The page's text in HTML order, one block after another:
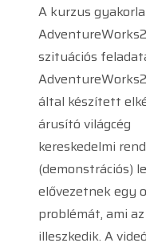
A kurzus
szituációs
által készített
árusító világcég
kereskedelmi
(demonstrációs)
elővezetnek egy
problémát, ami
illeszkedik. A